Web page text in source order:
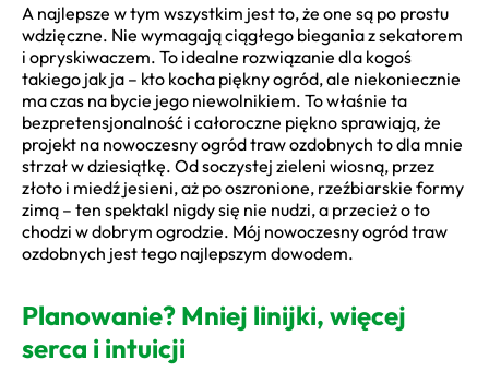
A najlepsze w tym wszystkim jest to, że one są po prostu
wdzięczne. Nie wymagają ciągłego biegania z sekatorem
i opryskiwaczem. To idealne rozwiązanie dla kogoś
takiego jak ja – kto kocha piękny ogród, ale niekoniecznie
ma czas na bycie jego niewolnikiem. To właśnie ta
bezpretensjonalność i całoroczne piękno sprawiają, że
projekt na nowoczesny ogród traw ozdobnych to dla mnie
strzał w dziesiątkę. Od soczystej zieleni wiosną, przez
złoto i miedź jesieni, aż po oszronione, rzeźbiarskie formy
zimą – ten spektakl nigdy się nie nudzi, a przecież o to
chodzi w dobrym ogrodzie. Mój nowoczesny ogród traw
ozdobnych jest tego najlepszym dowodem.
Planowanie? Mniej linijki, więcej
serca i intuicji